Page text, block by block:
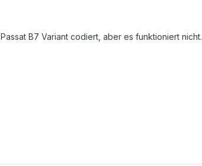
B7 Variant codiert, aber es funktioniert nicht.